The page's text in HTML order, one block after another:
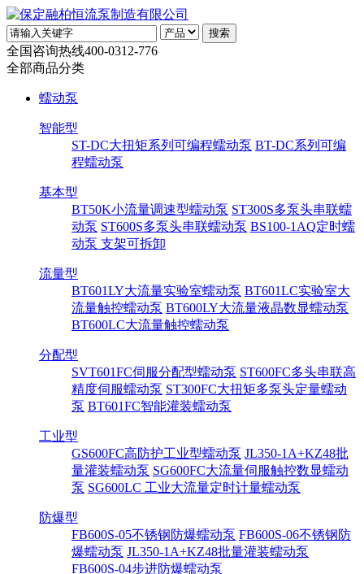
全国咨询热线400-0312-776
全部商品分类
蠕动泵
智能型
ST-DC大扭矩系列可编程蠕动泵 BT-DC系列可编
程蠕动泵
基本型
BT50K小流量调速型蠕动泵 ST300S多泵头串联蠕
动泵 ST600S多泵头串联蠕动泵 BS100-1AQ定时蠕
动泵 支架可拆卸
流量型
BT601LY大流量实验室蠕动泵 BT601LC实验室大
流量触控蠕动泵 BT600LY大流量液晶数显蠕动泵
BT600LC大流量触控蠕动泵
分配型
SVT601FC伺服分配型蠕动泵 ST600FC多头串联高
精度伺服蠕动泵 ST300FC大扭矩多泵头定量蠕动
泵 BT601FC智能灌装蠕动泵
工业型
GS600FC高防护工业型蠕动泵 JL350-1A+KZ48批
量灌装蠕动泵 SG600FC大流量伺服触控数显蠕动
泵 SG600LC 工业大流量定时计量蠕动泵
防爆型
FB600S-05不锈钢防爆蠕动泵 FB600S-06不锈钢防
爆蠕动泵 JL350-1A+KZ48批量灌装蠕动泵
FB600S-04步进防爆蠕动泵